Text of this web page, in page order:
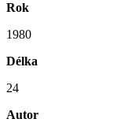
Rok
1980
Délka
24
Autor